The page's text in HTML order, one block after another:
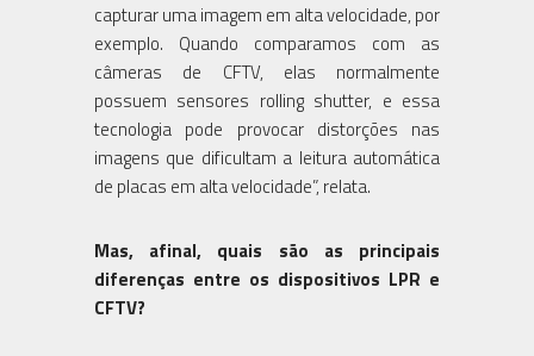
capturar uma imagem em alta velocidade, por
exemplo. Quando comparamos com as
câmeras de CFTV, elas normalmente
possuem sensores rolling shutter, e essa
tecnologia pode provocar distorções nas
imagens que dificultam a leitura automática
de placas em alta velocidade”, relata.
Mas, afinal, quais são as principais
diferenças entre os dispositivos LPR e
CFTV?